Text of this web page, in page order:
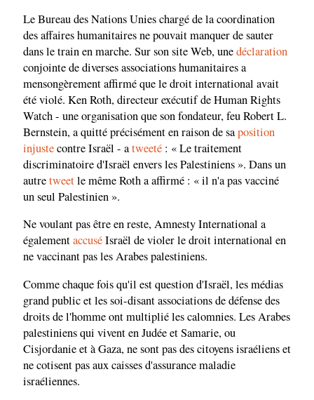
Le Bureau des Nations Unies chargé de la coordination
des affaires humanitaires ne pouvait manquer de sauter
dans le train en marche. Sur son site Web, unedéclaration
conjointe de diverses associations humanitaires a
mensongèrement affirmé que le droit international avait
été violé. Ken Roth, directeur exécutif de Human Rights
Watch - une organisation que son fondateur, feu Robert L.
Bernstein, a quitté précisément en raison de saposition
injustecontre Israël - atweeté : « Le traitement
discriminatoire d'Israël envers les Palestiniens ». Dans un
autretweetle même Roth a affirmé : « il n'a pas vacciné
un seul Palestinien ».
Ne voulant pas être en reste, Amnesty International a
égalementaccuséIsraël de violer le droit international en
ne vaccinant pas les Arabes palestiniens.
Comme chaque fois qu'il est question d'Israël, les médias
grand public et les soi-disant associations de défense des
droits de l'homme ont multiplié les calomnies. Les Arabes
palestiniens qui vivent en Judée et Samarie, ou
Cisjordanie et à Gaza, ne sont pas des citoyens israéliens et
ne cotisent pas aux caisses d'assurance maladie
israéliennes.